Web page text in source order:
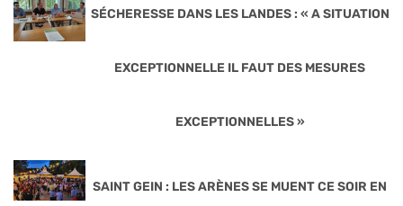
SÉCHERESSE DANS LES LANDES : « A SITUATION
EXCEPTIONNELLE IL FAUT DES MESURES
EXCEPTIONNELLES »
SAINT GEIN : LES ARÈNES SE MUENT CE SOIR EN